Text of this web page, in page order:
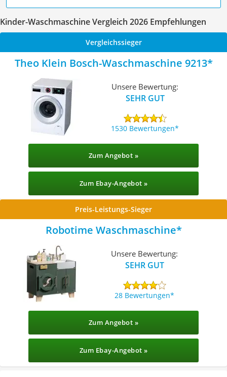
Kinder-Waschmaschine Vergleich 2026 Empfehlungen
Vergleichssieger
Theo Klein Bosch-Waschmaschine 9213
Unsere Bewertung:
SEHR GUT
1530 Bewertungen
Zum Angebot »
Zum Ebay-Angebot »
Preis-Leistungs-Sieger
Robotime Waschmaschine
Unsere Bewertung:
SEHR GUT
28 Bewertungen
Zum Angebot »
Zum Ebay-Angebot »